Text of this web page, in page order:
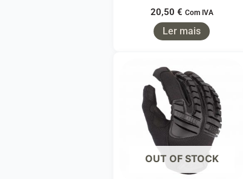
20,50 € Com IVA
Ler mais
OUT OF STOCK